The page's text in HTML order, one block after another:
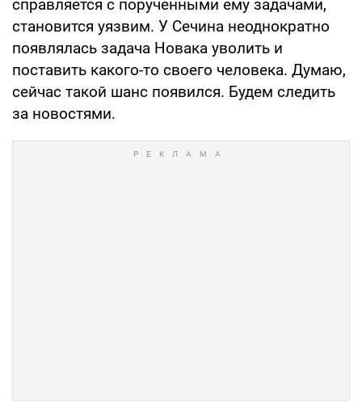
справляется с порученными ему задачами,
становится уязвим. У Сечина неоднократно
появлялась задача Новака уволить и
поставить какого-то своего человека. Думаю,
сейчас такой шанс появился. Будем следить
за новостями.